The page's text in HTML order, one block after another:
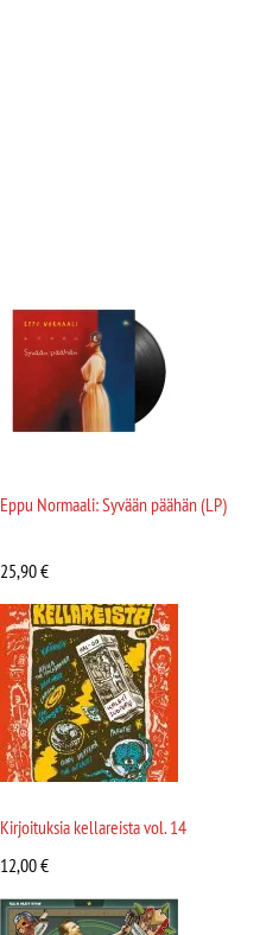
Eppu Normaali: Syvään päähän (LP)
25,90€
Kirjoituksia kellareista vol. 14
12,00€